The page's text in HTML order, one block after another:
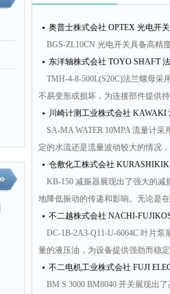
• 奥普士株式会社 OPTEX 光电开
BGS-ZL10CN 光电开关具备高精
• 东洋轴株式会社 TOYO SHAFT
TMH-4-8-500L(S20C)法兰螺母采
不易变形或损坏，为连接部件提供
• 川崎计测工业株式会社 KAWAKI
SA-MA WATER 10MPA 流量计采
定的水流还是流量波动较大的情况
• 仓敷化工株式会社
KB-150 减振器展现出了强大的减
地降低振动的传递和影响。无论是
• 不二越株式会社 NACHI-
DC-1B-2A3-Q11-U-6064C 叶片
量的液压油，为设备提供强劲而稳
• 不二电机工业株式会社 FUJI
BM S 3000 BM8040 开关展现出